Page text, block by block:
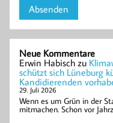
Neue Kommentare
Erwin Habisch zu
schützt sich Lüneburg
Kandidierenden
29. Juli 2026
Wenn es um Grün in der
mitmachen. Schon vor